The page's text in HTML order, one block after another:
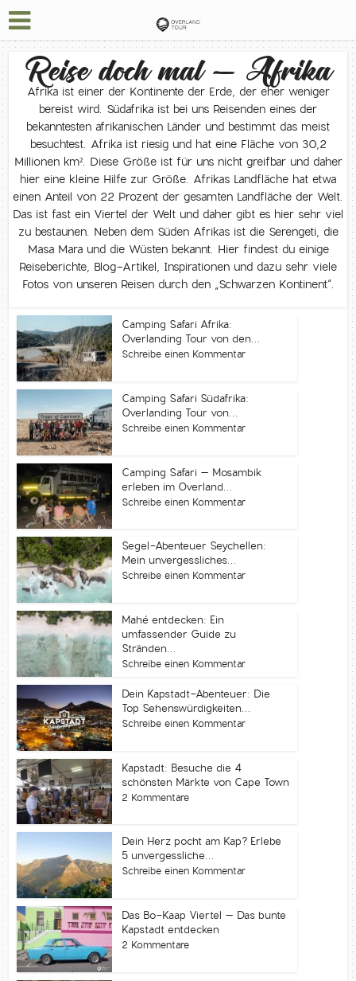
Reise doch mal – Afrika
Afrika ist einer der Kontinente der Erde, der eher weniger
bereist wird. Südafrika ist bei uns Reisenden eines der
bekanntesten afrikanischen Länder und bestimmt das meist
besuchtest. Afrika ist riesig und hat eine Fläche von 30,2
Millionen km². Diese Größe ist für uns nicht greifbar und daher
hier eine kleine Hilfe zur Größe. Afrikas Landfläche hat etwa
einen Anteil von 22 Prozent der gesamten Landfläche der Welt.
Das ist fast ein Viertel der Welt und daher gibt es hier sehr viel
zu bestaunen. Neben dem Süden Afrikas ist die Serengeti, die
Masa Mara und die Wüsten bekannt. Hier findest du einige
Reiseberichte, Blog-Artikel, Inspirationen und dazu sehr viele
Fotos von unseren Reisen durch den „Schwarzen Kontinent“.
Camping Safari Afrika:
Overlanding Tour von den...
Schreibe einen Kommentar
Camping Safari Südafrika:
Overlanding Tour von...
Schreibe einen Kommentar
Camping Safari – Mosambik
erleben im Overland...
Schreibe einen Kommentar
Segel-Abenteuer Seychellen:
Mein unvergessliches...
Schreibe einen Kommentar
Mahé entdecken: Ein
umfassender Guide zu
Stränden...
Schreibe einen Kommentar
Dein Kapstadt-Abenteuer: Die
Top Sehenswürdigkeiten...
Schreibe einen Kommentar
Kapstadt: Besuche die 4
schönsten Märkte von Cape Town
2 Kommentare
Dein Herz pocht am Kap? Erlebe
5 unvergessliche...
Schreibe einen Kommentar
Das Bo-Kaap Viertel – Das bunte
Kapstadt entdecken
2 Kommentare